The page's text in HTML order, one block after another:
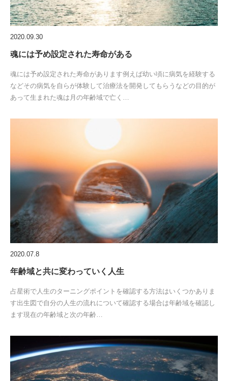
2020.09.30
魂には予め設定された寿命がある
魂には予め設定された寿命があります例えば幼い頃に病気を経験する
などその病気を自らが体験して治療法を開発してもらうなどの目的が
あって生まれた魂は月の年齢域で亡く…
2020.07.8
年齢域と共に変わっていく人生
占星術で人生のターニングポイントを確認する方法はいくつかありま
す出生図で自分の人生の流れについて確認する場合は年齢域を確認し
ます現在の年齢域と次の年齢…